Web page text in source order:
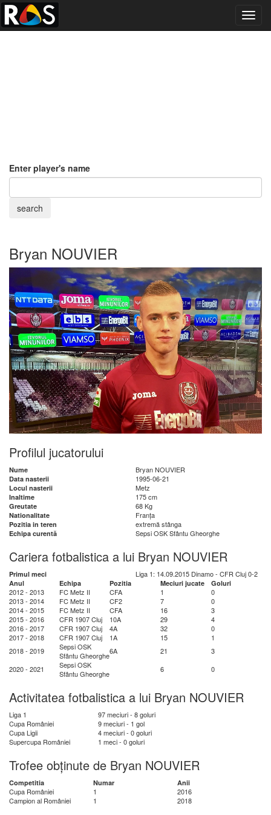
Enter player's name
Bryan NOUVIER
Profilul jucatorului
Nume Bryan NOUVIER
Data nasterii 1995-06-21
Locul nasterii Metz
Inaltime 175 cm
Greutate 68 Kg
Nationalitate Franța
Pozitia in teren extremă stânga
Echipa curentă Sepsi OSK Sfântu Gheorghe
Cariera fotbalistica a lui Bryan NOUVIER
Primul meci Liga 1: 14.09.2015 Dinamo - CFR Cluj 0-2
Anul Echipa Pozitia Meciuri jucate Goluri
2012 - 2013 FC Metz II CFA 1
0
2013 - 2014
FC Metz II CF2 7
0
2014 - 2015
FC Metz II CFA 16
3
2015 - 2016
CFR 1907 Cluj 10A 29
4
2016 - 2017
CFR 1907 Cluj 4A 32
0
2017 - 2018
CFR 1907 Cluj 1A 15
1
2018 - 2019
Sepsi OSK
Sfântu Gheorghe6A 21
3
2020 - 2021
Sepsi OSK
Sfântu Gheorghe
6 0
Activitatea fotbalistica a lui Bryan NOUVIER
Liga 1
97 meciuri - 8 goluri
Cupa României
9 meciuri - 1 gol
Cupa Ligii
4 meciuri - 0 goluri
Supercupa României
1 meci - 0 goluri
Trofee obținute de Bryan NOUVIER
Competitia Numar Anii
Cupa României 1
2016
Campion al României
1 2018